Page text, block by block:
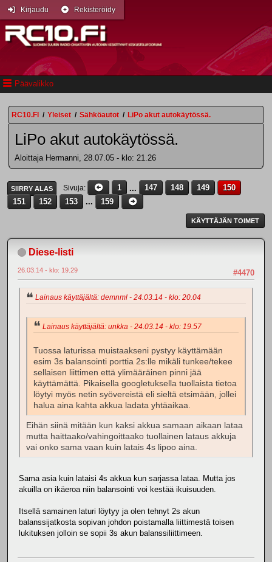
Päävalikko
Kirjaudu Rekisteröidy
RC10.FI / Yleiset / Sähköautot / LiPo akut autokäytössä.
LiPo akut autokäytössä.
Aloittaja Hermanni, 28.07.05 - klo: 21.26
SIIRRY ALAS Sivuja 1 ... 147 148 149
150
151
152 153 ... 159
KÄYTTÄJÄN TOIMET
Diese-listi
#4470
26.03.14 - klo: 19.29
Lainaus käyttäjältä: demnml - 24.03.14 - klo: 20.04
Lainaus käyttäjältä: unkka - 24.03.14 - klo: 19.57
Tuossa laturissa muistaakseni pystyy käyttämään
esim 3s balansointi porttia 2s:lle mikäli tunkee/tekee
sellaisen liittimen että ylimääräinen pinni jää
käyttämättä. Pikaisella googletuksella tuollaista tietoa
löytyi myös netin syövereistä eli sieltä etsimään, jollei
halua aina kahta akkua ladata yhtäaikaa.
Eihän siinä mitään kun kaksi akkua samaan aikaan lataa
mutta haittaako/vahingoittaako tuollainen lataus akkuja
vai onko sama vaan kuin latais 4s lipoo aina.
Sama asia kuin lataisi 4s akkua kun sarjassa lataa. Mutta jos
akuilla on ikäeroa niin balansointi voi kestää ikuisuuden.
Itsellä samainen laturi löytyy ja olen tehnyt 2s akun
balanssijatkosta sopivan johdon poistamalla liittimestä toisen
lukituksen jolloin se sopii 3s akun balanssiliittimeen.